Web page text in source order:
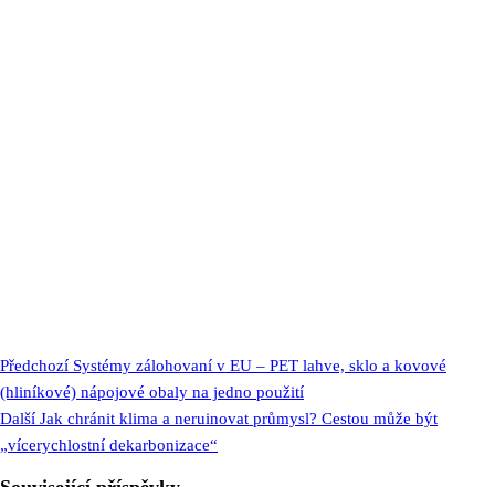
Předchozí Systémy zálohovaní v EU – PET lahve, sklo a kovové
(hliníkové) nápojové obaly na jedno použití
Další Jak chránit klima a neruinovat průmysl? Cestou může být
„vícerychlostní dekarbonizace“